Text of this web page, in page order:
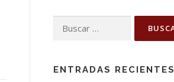
ENTRADAS RECIENTES